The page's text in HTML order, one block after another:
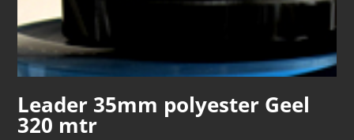
Leader 35mm polyester Geel
320 mtr